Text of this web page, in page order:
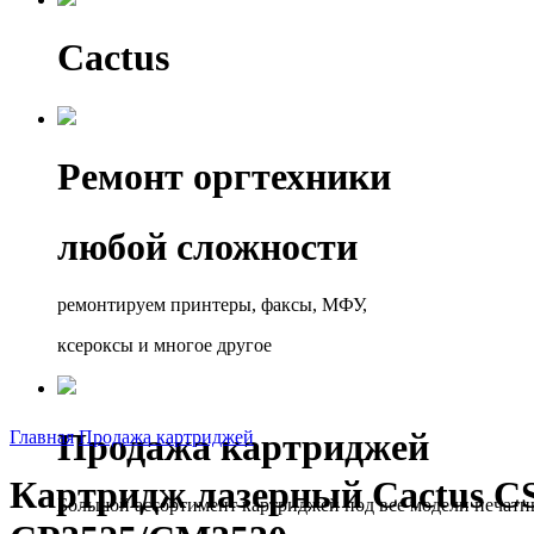
Cactus
Ремонт оргтехники
любой сложности
ремонтируем принтеры, факсы, МФУ,
ксероксы и многое другое
Продажа картриджей
Большой ассортимент картриджей под все модели
Главная Продажа картриджей
Картридж лазерный Cactus